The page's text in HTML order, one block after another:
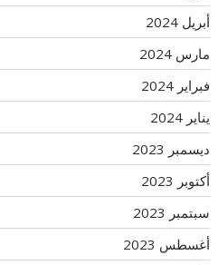
أبريل 2024
مارس 2024
فبراير 2024
يناير 2024
ديسمبر 2023
أكتوبر 2023
سبتمبر 2023
أغسطس 2023